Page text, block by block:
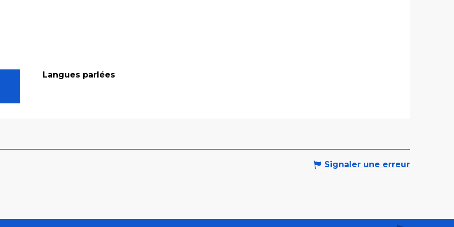
Langues parlées
Langues parlées
Signaler une erreur